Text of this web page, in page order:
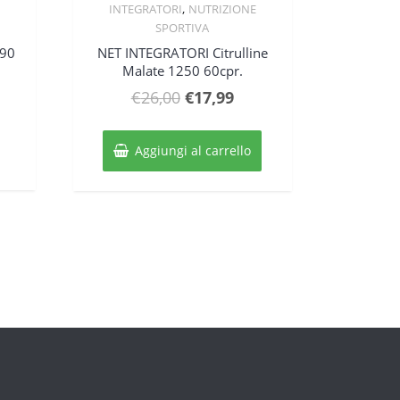
Quick View
INTEGRATORI, NUTRIZIONE
SPORTIVA
NET INTEGRATORI Citrulline
Malate 1250 60cpr.
€26,00 Il
originale
era:
€17,99Il
attuale
è:
Aggiungi al carrello